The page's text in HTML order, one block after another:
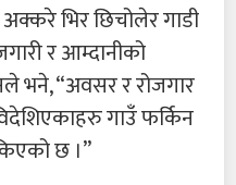
भिर छिचोलेर गाडी
र आम्दानीको
भने, “अवसर र रोजगार
गाउँ फर्किन
छ ।”